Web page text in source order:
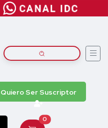
Quiero Ser Suscriptor
0